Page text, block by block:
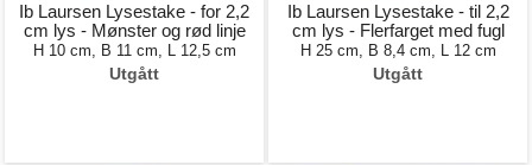
Ib Laursen Lysestake - for 2,2
cm lys - Mønster og rød linje
H 10 cm, B 11 cm, L 12,5 cm
Utgått
Ib Laursen Lysestake - til 2,2
cm lys - Flerfarget med fugl
H 25 cm, B 8,4 cm, L 12 cm
Utgått